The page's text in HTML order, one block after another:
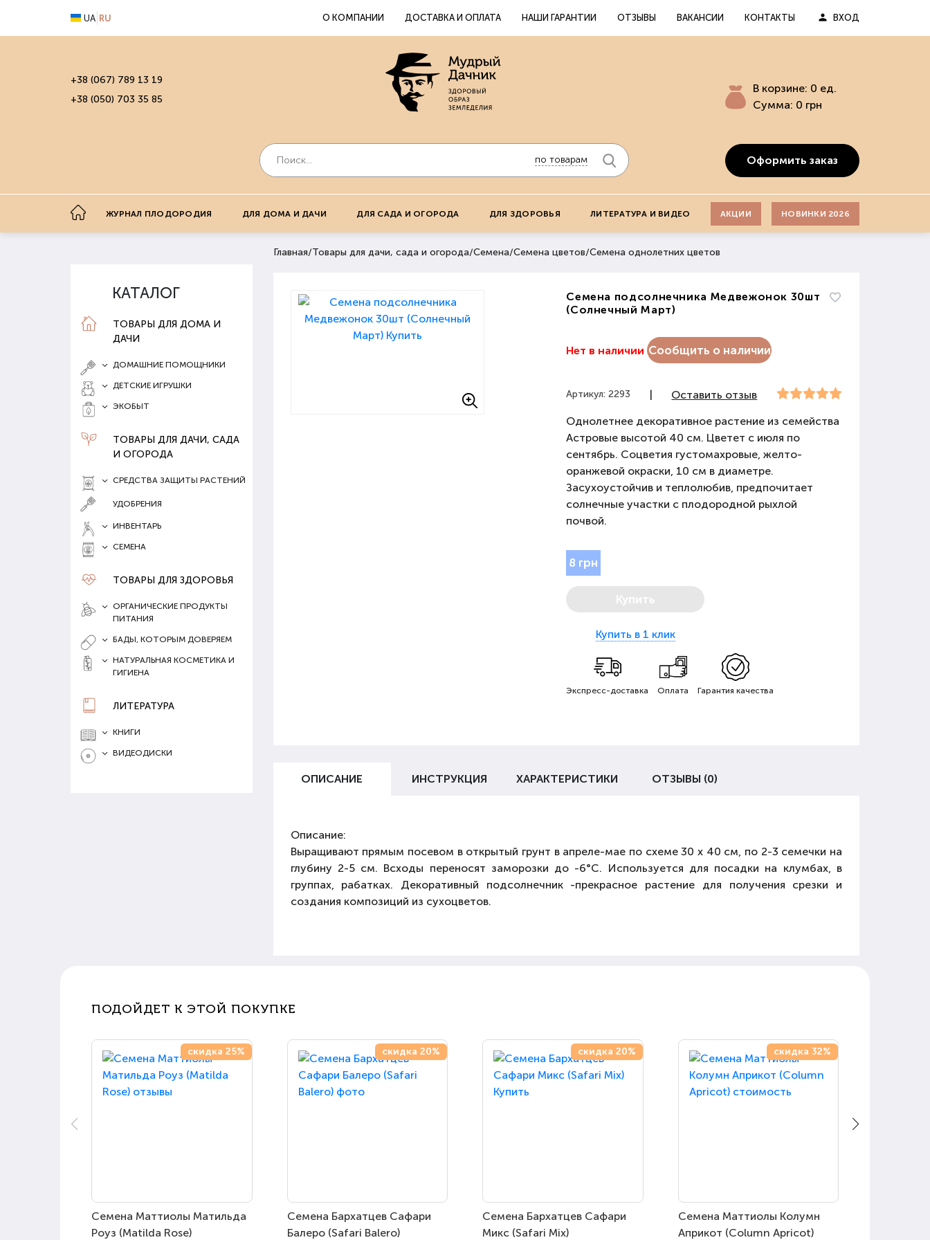
UA RU О КОМПАНИИ ДОСТАВКА И ОПЛАТА НАШИ ГАРАНТИИ ОТЗЫВЫ ВАКАНСИИ КОНТАКТЫ ВХОД
+38 (067) 789 13 19
+38 (050) 703 35 85
по товарам
В корзине: 0 ед.
Сумма: 0 грн
Оформить заказ
ЖУРНАЛ ПЛОДОРОДИЯ ДЛЯ ДОМА И ДАЧИ ДЛЯ САДА И ОГОРОДА ДЛЯ ЗДОРОВЬЯ ЛИТЕРАТУРА И ВИДЕО АКЦИИ НОВИНКИ 2026
КАТАЛОГ
ТОВАРЫ ДЛЯ ДОМА И
ДАЧИ
ДОМАШНИЕ ПОМОЩНИКИ
ДЕТСКИЕ ИГРУШКИ
ЭКОБЫТ
ТОВАРЫ ДЛЯ ДАЧИ, САДА
И ОГОРОДА
СРЕДСТВА ЗАЩИТЫ РАСТЕНИЙ
УДОБРЕНИЯ
ИНВЕНТАРЬ
СЕМЕНА
ТОВАРЫ ДЛЯ ЗДОРОВЬЯ
ОРГАНИЧЕСКИЕ ПРОДУКТЫ
ПИТАНИЯ
БАДЫ, КОТОРЫМ ДОВЕРЯЕМ
НАТУРАЛЬНАЯ КОСМЕТИКА И
ГИГИЕНА
ЛИТЕРАТУРА
КНИГИ
ВИДЕОДИСКИ
Главная/Товары для дачи, сада и огорода/Семена/Семена цветов/Семена однолетних цветов
Семена подсолнечника Медвежонок 30шт
(Солнечный Март)
Нет в наличииСообщить о наличии
Артикул: 2293 |
Оставить отзыв
Однолетнее декоративное растение из семейства
Астровые высотой 40 см. Цветет с июля по
сентябрь. Соцветия густомахровые, желто-
оранжевой окраски, 10 см в диаметре.
Засухоустойчив и теплолюбив, предпочитает
солнечные участки с плодородной рыхлой
почвой.
8 грн
Купить
Купить в 1 клик
Экспресс-доставка Оплата Гарантия качества
ОПИСАНИЕ ИНСТРУКЦИЯ ХАРАКТЕРИСТИКИ ОТЗЫВЫ (0)
Описание:
Выращивают прямым посевом в открытый грунт в апреле-мае по схеме 30 х 40 см, по 2-3 семечки на
глубину 2-5 см. Всходы переносят заморозки до -6°C. Используется для посадки на клумбах, в
группах, рабатках. Декоративный подсолнечник -прекрасное растение для получения срезки и
создания композиций из сухоцветов.
ПОДОЙДЕТ К ЭТОЙ ПОКУПКЕ
скидка 25%
Семена Маттиолы Матильда
Роуз (Matilda Rose)
скидка 20%
Семена Бархатцев Сафари
Балеро (Safari Balero)
скидка 20%
Семена Бархатцев Сафари
Микс (Safari Mix)
скидка 32%
Семена Маттиолы Колумн
Априкот (Column Apricot)